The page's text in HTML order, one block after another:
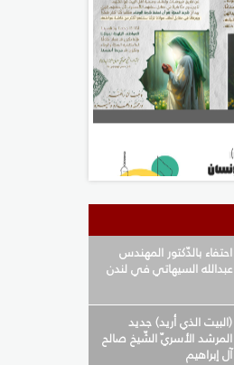
احتفاء بالدّكتور المهندس
عبدالله السيهاتي في لندن
(البيت الذي أريد) جديد
المرشد الأسريّ الشّيخ صالح
آل إبراهيم